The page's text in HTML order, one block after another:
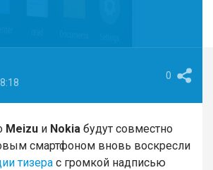
0
Meizu и Nokia будут совместно
смартфоном вновь воскресли
тизера с громкой надписью